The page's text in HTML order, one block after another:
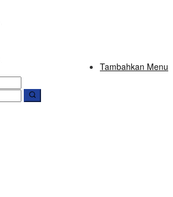
Tambahkan Menu